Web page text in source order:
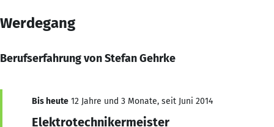
Werdegang
Berufserfahrung von Stefan Gehrke
Bis heute 12 Jahre und 3 Monate, seit Juni 2014
Elektrotechnikermeister